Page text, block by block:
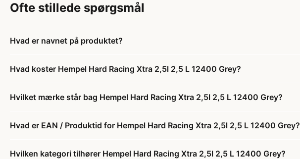
Ofte stillede spørgsmål
Hvad er navnet på produktet?
Hvad koster Hempel Hard Racing Xtra 2,5l 2,5 L 12400 Grey?
Hvilket mærke står bag Hempel Hard Racing Xtra 2,5l 2,5 L 12400 Grey?
Hvad er EAN / Produktid for Hempel Hard Racing Xtra 2,5l 2,5 L 12400 Grey?
Hvilken kategori tilhører Hempel Hard Racing Xtra 2,5l 2,5 L 12400 Grey?